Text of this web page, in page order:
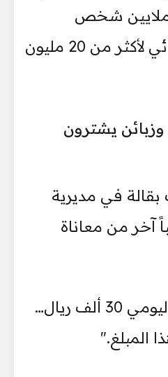
أكثر من 3.6 ملايين شخص
وانعدام الأمن الغذائي لأكثر من 20 مليون
وزبائن يشترون
في مديرية
آخر من معاناة
يقول: "كان دخلي اليومي 30 ألف ريال…
المبلغ."